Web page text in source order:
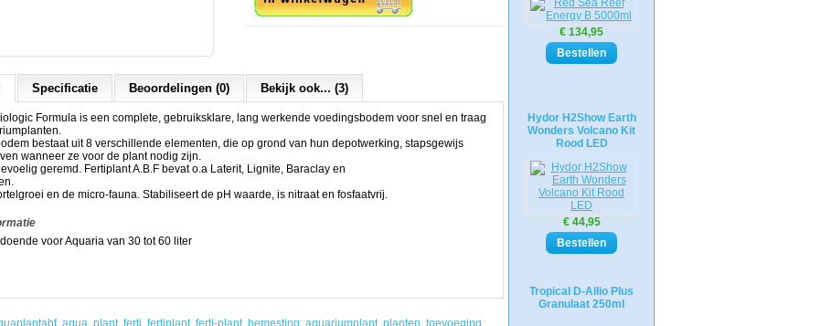
€ 134,95
Hydor H2Show Earth
Wonders Volcano Kit
Rood LED
€ 44,95
Tropical D-Allio Plus
Granulaat 250ml
Specificatie Beoordelingen (0) Bekijk ook... (3)
Formula is een complete, gebruiksklare, lang werkende voedingsbodem voor snel en traag
bestaat uit 8 verschillende elementen, die op grond van hun depotwerking, stapsgewijs
wanneer ze voor de plant nodig zijn.
geremd. Fertiplant A.B.F bevat o.a Laterit, Lignite, Baraclay en
en de micro-fauna. Stabiliseert de pH waarde, is nitraat en fosfaatvrij.
voor Aquaria van 30 tot 60 liter
, aqua, plant, ferti, fertiplant, ferti-plant, bemesting, aquariumplant, planten, toevoeging,